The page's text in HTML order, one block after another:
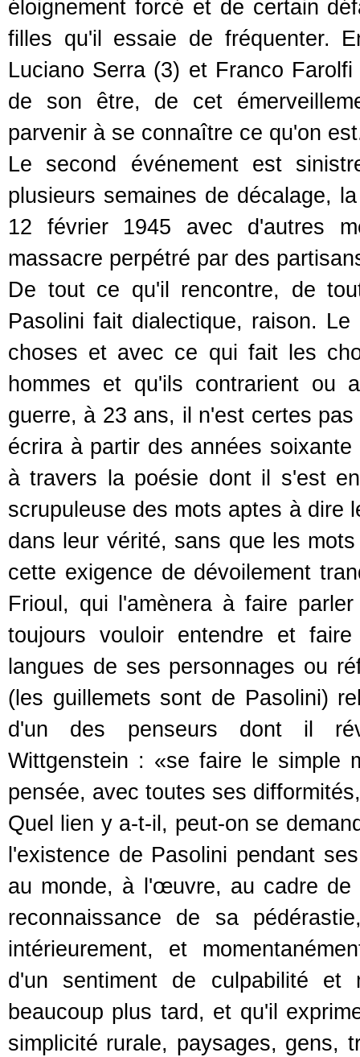
éloignement forcé et de certain
filles qu'il essaie de fréquenter.
Luciano Serra (3) et Franco
de son être, de cet
parvenir à se connaître ce qu'on
Le second événement est
plusieurs semaines de décalage,
12 février 1945 avec d'autres
massacre perpétré par des
De tout ce qu'il rencontre, de
Pasolini fait dialectique, raison.
choses et avec ce qui fait les
hommes et qu'ils contrarient ou
guerre, à 23 ans, il n'est certes
écrira à partir des années
à travers la poésie dont il s'est
scrupuleuse des mots aptes à dire
dans leur vérité, sans que les
cette exigence de dévoilement
Frioul, qui l'amènera à faire
toujours vouloir entendre et
langues de ses personnages ou
(les guillemets sont de Pasolini)
d'un des penseurs dont il
Wittgenstein : «se faire le simple
pensée, avec toutes ses
Quel lien y a-t-il, peut-on se
l'existence de Pasolini pendant
au monde, à l'œuvre, au cadre
reconnaissance de sa
intérieurement, et
d'un sentiment de culpabilité
beaucoup plus tard, et qu'il
simplicité rurale, paysages, gens,